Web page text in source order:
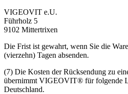
VIGEOVIT e.U.
Führholz 5
9102 Mittertrixen
Die Frist ist gewahrt, wenn Sie die
(vierzehn) Tagen absenden.
(7) Die Kosten der Rücksendung zu
übernimmt VIGEOVIT® für folgende
Deutschland.